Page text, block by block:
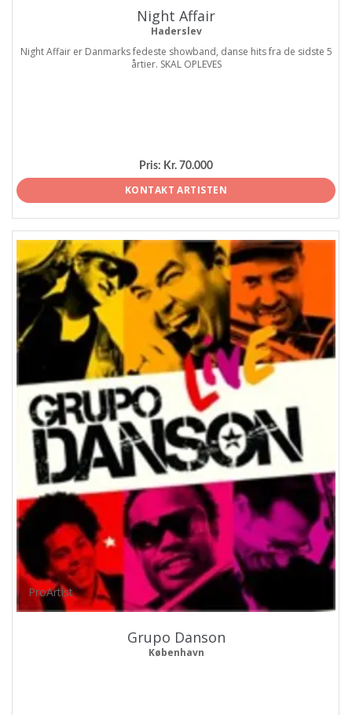
Night Affair
Haderslev
Night Affair er Danmarks fedeste showband, danse hits fra de sidste 5
årtier. SKAL OPLEVES
Pris: Kr. 70.000
KONTAKT ARTISTEN
ProArtist
Grupo Danson
København